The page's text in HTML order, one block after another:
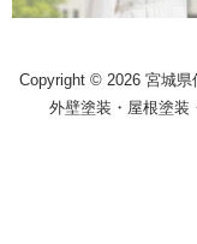
Copyright © 2026 宮城県
外壁塗装・屋根塗装